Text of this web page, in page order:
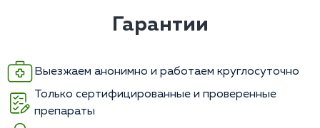
Гарантии
Выезжаем анонимно и работаем круглосуточно
Только сертифицированные и проверенные
препараты